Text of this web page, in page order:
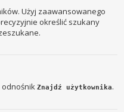
Użyj zaawansowanego
określić szukany
odnośnikZnajdź użytkownika.